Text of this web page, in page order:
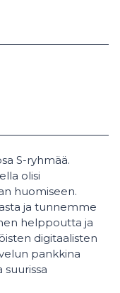
S-ryhmää.
olisi
huomiseen.
ja tunnemme
helppoutta ja
digitaalisten
pankkina